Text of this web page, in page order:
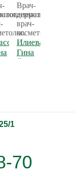
Врач-
врач-
косметолог.
Илиева
Гина
1
70